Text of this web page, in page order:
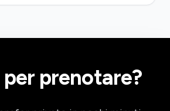
prenotare?